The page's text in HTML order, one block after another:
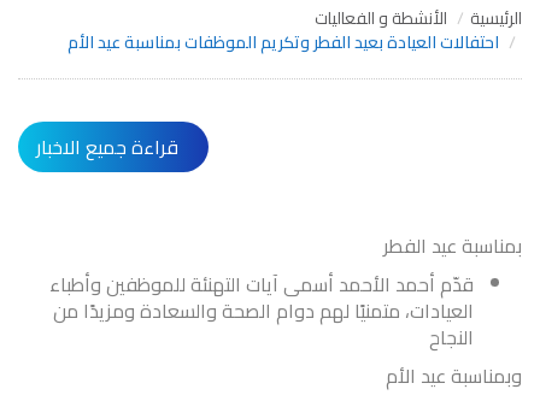
الرئيسية الأنشطة و الفعاليات
احتفالات العيادة بعيد الفطر وتكريم الموظفات بمناسبة عيد الأم
قراءة جميع الاخبار
بمناسبة عيد الفطر
قدّم أحمد الأحمد أسمى آيات التهنئة للموظفين وأطباء
العيادات، متمنيًا لهم دوام الصحة والسعادة ومزيدًا من
النجاح
وبمناسبة عيد الأم